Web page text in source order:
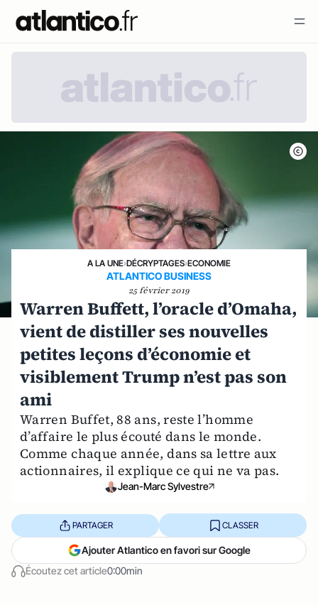
A LA UNE›DÉCRYPTAGES›ECONOMIE
ATLANTICO BUSINESS
25 février 2019
Warren Buffett, l’oracle d’Omaha,
vient de distiller ses nouvelles
petites leçons d’économie et
visiblement Trump n’est pas son
ami
Warren Buffet, 88 ans, reste l’homme
d’affaire le plus écouté dans le monde.
Comme chaque année, dans sa lettre aux
actionnaires, il explique ce qui ne va pas.
Jean-Marc Sylvestre
Écoutez cet article0:00min
PARTAGER CLASSER
Ajouter Atlantico en favori sur Google